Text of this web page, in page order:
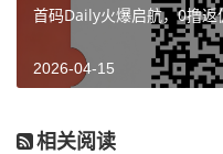
首码Daily火爆启航，0撸返
2026-04-15
相关阅读